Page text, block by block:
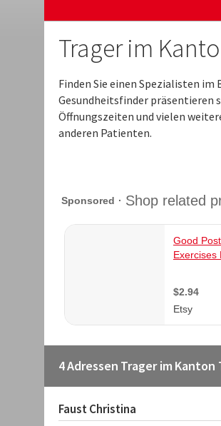
Trager im
Finden Sie einen Spezialisten im
Gesundheitsfinder präsentieren
Öffnungszeiten und vielen
anderen Patienten.
4 Adressen Trager im Kanton
Faust Christina